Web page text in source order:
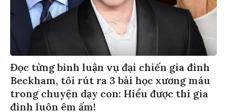
Đọc từng bình luận vụ đại chiến gia đình
Beckham, tôi rút ra 3 bài học xương máu
trong chuyện dạy con: Hiểu được thì gia
đình luôn êm ấm!